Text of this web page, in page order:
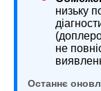
низьку
не
Останнє